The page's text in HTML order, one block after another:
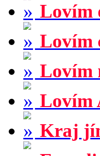
Lovím
Lovím
Lovím
Lovím
Kraj